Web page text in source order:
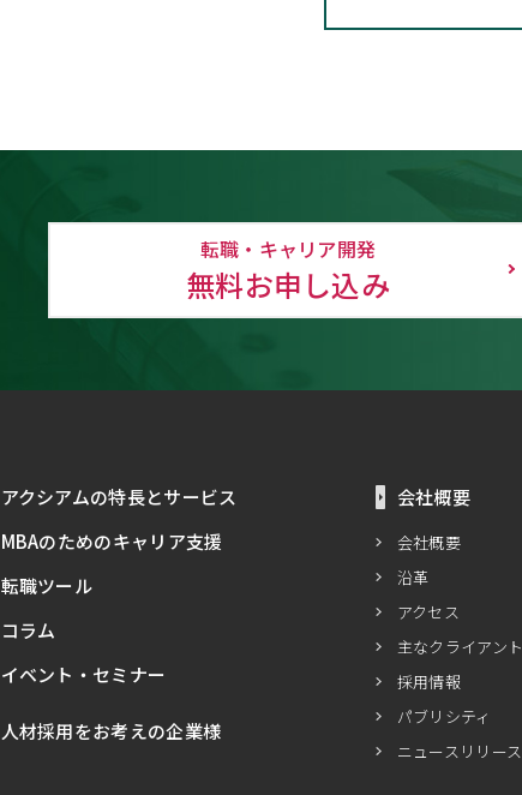
転職・キャリア開発
無料お申し込み
アクシアムの特長とサービス
MBAのためのキャリア支援
転職ツール
コラム
イベント・セミナー
人材採用をお考えの企業様
会社概要
会社概要
沿革
アクセス
主なクライアント
採用情報
パブリシティ
ニュースリリース